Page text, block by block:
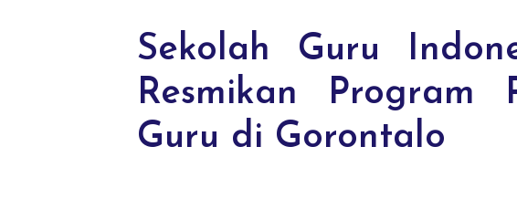
Sekolah Guru
Resmikan Program
Guru di Gorontalo